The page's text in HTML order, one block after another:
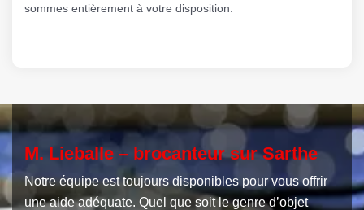
sommes entièrement à votre disposition.
M. Lieballe – brocanteur sur Sarthe
Notre équipe est toujours disponibles pour vous offrir
une aide adéquate. Quel que soit le genre d’objet